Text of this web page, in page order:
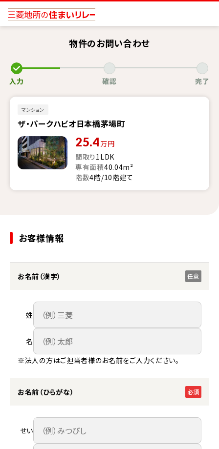
物件のお問い合わせ
入力 確認 完了
マンション
ザ・パークハビオ日本橋茅場町
25.4万円
間取り1LDK
専有面積40.04m²
階数4階/10階建て
お客様情報
お名前（漢字） 任意
姓
名
※法人の方はご担当者様のお名前をご入力ください。
お名前（ひらがな） 必須
せい